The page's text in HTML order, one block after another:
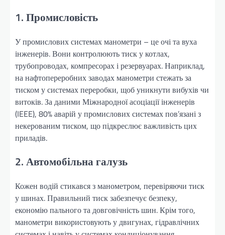
1. Промисловість
У промислових системах манометри – це очі та вуха
інженерів. Вони контролюють тиск у котлах,
трубопроводах, компресорах і резервуарах. Наприклад,
на нафтопереробних заводах манометри стежать за
тиском у системах переробки, щоб уникнути вибухів чи
витоків. За даними Міжнародної асоціації інженерів
(IEEE), 80% аварій у промислових системах пов’язані з
некерованим тиском, що підкреслює важливість цих
приладів.
2. Автомобільна галузь
Кожен водій стикався з манометром, перевіряючи тиск
у шинах. Правильний тиск забезпечує безпеку,
економію пального та довговічність шин. Крім того,
манометри використовують у двигунах, гідравлічних